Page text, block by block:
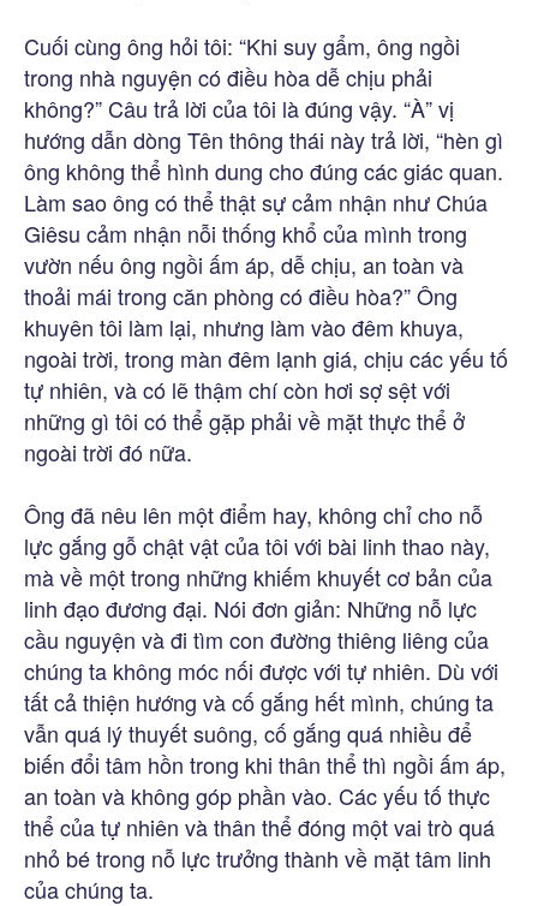
Cuối cùng ông hỏi tôi: “Khi suy gẩm, ông ngồi
trong nhà nguyện có điều hòa dễ chịu phải
không?” Câu trả lời của tôi là đúng vậy. “À” vị
hướng dẫn dòng Tên thông thái này trả lời, “hèn gì
ông không thể hình dung cho đúng các giác quan.
Làm sao ông có thể thật sự cảm nhận như Chúa
Giêsu cảm nhận nỗi thống khổ của mình trong
vườn nếu ông ngồi ấm áp, dễ chịu, an toàn và
thoải mái trong căn phòng có điều hòa?” Ông
khuyên tôi làm lại, nhưng làm vào đêm khuya,
ngoài trời, trong màn đêm lạnh giá, chịu các yếu tố
tự nhiên, và có lẽ thậm chí còn hơi sợ sệt với
những gì tôi có thể gặp phải về mặt thực thể ở
ngoài trời đó nữa.
Ông đã nêu lên một điểm hay, không chỉ cho nỗ
lực gắng gỗ chật vật của tôi với bài linh thao này,
mà về một trong những khiếm khuyết cơ bản của
linh đạo đương đại. Nói đơn giản: Những nỗ lực
cầu nguyện và đi tìm con đường thiêng liêng của
chúng ta không móc nối được với tự nhiên. Dù với
tất cả thiện hướng và cố gắng hết mình, chúng ta
vẫn quá lý thuyết suông, cố gắng quá nhiều để
biến đổi tâm hồn trong khi thân thể thì ngồi ấm áp,
an toàn và không góp phần vào. Các yếu tố thực
thể của tự nhiên và thân thể đóng một vai trò quá
nhỏ bé trong nỗ lực trưởng thành về mặt tâm linh
của chúng ta.